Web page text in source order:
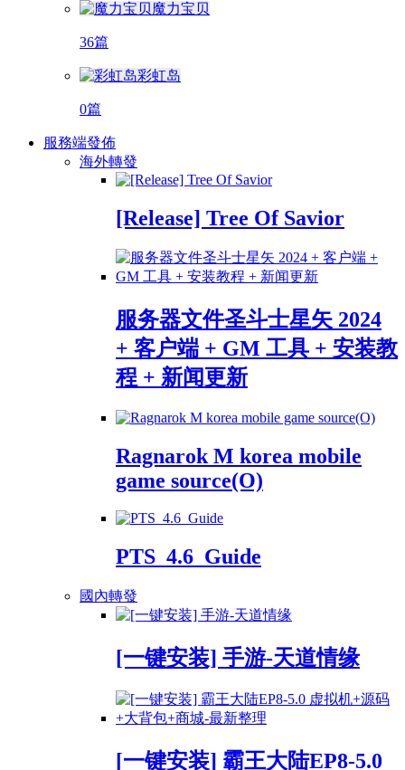
魔力宝贝
36篇
彩虹岛
0篇
服務端發佈
海外轉發
[Release] Tree Of Savior
服务器文件圣斗士星矢 2024
+ 客户端 + GM 工具 + 安装教
程 + 新闻更新
Ragnarok M korea mobile
game source(O)
PTS_4.6_Guide
國內轉發
[一键安装] 手游-天道情缘
[一键安装] 霸王大陆EP8-5.0